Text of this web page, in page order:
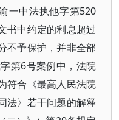
一中法执他字第520
书中约定的利息超过
不予保护，并非全部
第6号案例中，法院
符合《最高人民法院
法〉若干问题的解释